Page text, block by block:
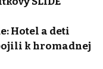
Hotel a deti
k hromadnej